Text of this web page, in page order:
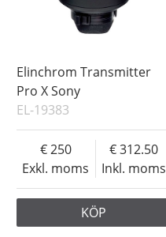
Elinchrom Transmitter
Pro X Sony
EL-19383
Exkl. moms
250
Inkl. moms
312.50
KÖP